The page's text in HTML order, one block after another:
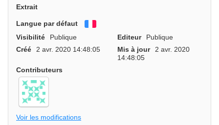
Extrait
Langue par défaut
Visibilité
Publique Editeur
Publique
Créé
2 avr. 2020 14:48:05 Mis à jour
2 avr. 2020
14:48:05
Contributeurs
Voir les modifications